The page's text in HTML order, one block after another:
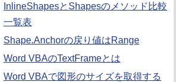
InlineShapesとShapesのメソッド比較
一覧表
Shape.Anchorの戻り値はRange
Word VBAのTextFrameとは
Word VBAで図形のサイズを取得する